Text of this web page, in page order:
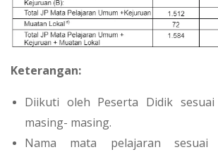
Keterangan:
Diikuti oleh Peserta Didik
masing- masing.
Nama mata pelajaran sesuai